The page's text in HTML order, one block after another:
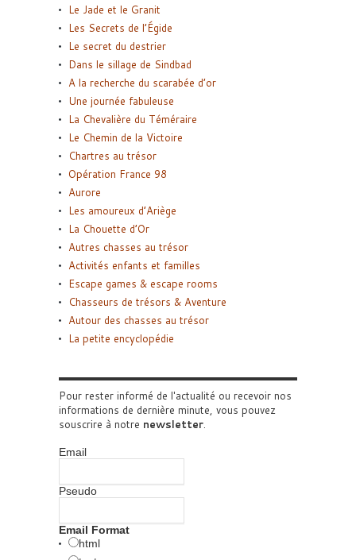
Le Jade et le Granit
Les Secrets de l’Égide
Le secret du destrier
Dans le sillage de Sindbad
A la recherche du scarabée d’or
Une journée fabuleuse
La Chevalière du Téméraire
Le Chemin de la Victoire
Chartres au trésor
Opération France 98
Aurore
Les amoureux d’Ariège
La Chouette d’Or
Autres chasses au trésor
Activités enfants et familles
Escape games & escape rooms
Chasseurs de trésors & Aventure
Autour des chasses au trésor
La petite encyclopédie
Pour rester informé de l'actualité ou recevoir nos
informations de dernière minute, vous pouvez
souscrire à notre newsletter.
Email
Pseudo
Email Format
html